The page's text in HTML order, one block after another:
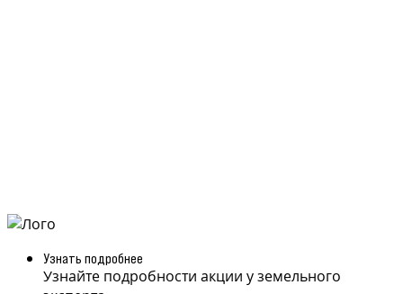
Узнать подробнее
Узнайте подробности акции у земельного